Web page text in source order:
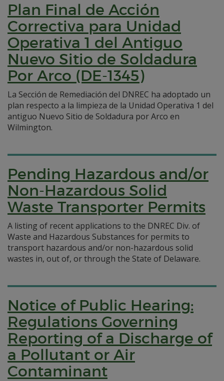
Plan Final de Acción
Correctiva para Unidad
Operativa 1 del Antiguo
Nuevo Sitio de Soldadura
Por Arco (DE-1345)
La Sección de Remediación del DNREC ha adoptado un
plan respecto a la limpieza de la Unidad Operativa 1 del
antiguo Nuevo Sitio de Soldadura por Arco en
Wilmington.
Pending Hazardous and/or
Non-Hazardous Solid
Waste Transporter Permits
A listing of recent applications to the DNREC Div. of
Waste and Hazardous Substances for permits to
transport hazardous and/or non-hazardous solid
wastes in, out of, or through the State of Delaware.
Notice of Public Hearing:
Regulations Governing
Reporting of a Discharge of
a Pollutant or Air
Contaminant